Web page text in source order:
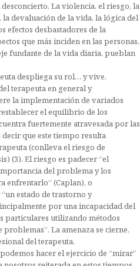
La violencia, el riesgo, la
devaluación de la vida, la lógica del
efectos desbastadores de la
que más inciden en las personas,
fundante de la vida diaria, pueblan
despliega su rol… y vive.
terapeuta en general y
la implementación de variados
el equilibrio de los
fuertemente atravesada por las
que este tiempo resulta
(conlleva el riesgo de
(3). El riesgo es padecer “el
del problema y los
enfrentarlo” (Caplan), o
estado de trastorno y
por una incapacidad del
particulares utilizando métodos
La amenaza se cierne,
del terapeuta.
hacer el ejercicio de “mirar”